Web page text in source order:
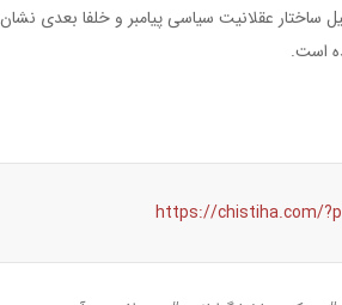
ساختار عقلانیت سیاسی پیامبر و خلفا بعدی
است.
https://chistiha.com/